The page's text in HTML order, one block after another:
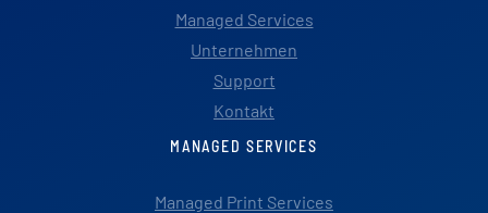
Managed Services
Unternehmen
Support
Kontakt
MANAGED SERVICES
Managed Print Services